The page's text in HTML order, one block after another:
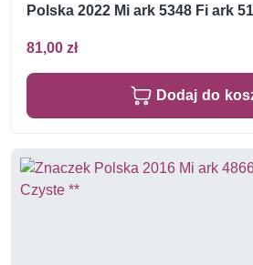
Polska 2022 Mi ark 5348 Fi ark
81,00 zł
Dodaj do